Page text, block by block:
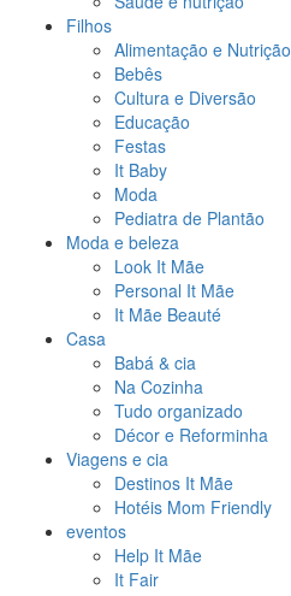
Filhos
Alimentação e Nutrição
Bebês
Cultura e Diversão
Educação
Festas
It Baby
Moda
Pediatra de Plantão
Moda e beleza
Look It Mãe
Personal It Mãe
It Mãe Beauté
Casa
Babá & cia
Na Cozinha
Tudo organizado
Décor e Reforminha
Viagens e cia
Destinos It Mãe
Hotéis Mom Friendly
eventos
Help It Mãe
It Fair